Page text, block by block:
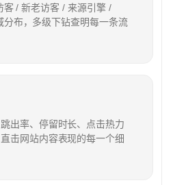
客 / 新老访客 / 来源引擎 /
分布，多级下钻查明每一条流
出率、停留时长、点击热力
击网站内容表现的每一个细